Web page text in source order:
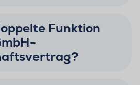
Funktion